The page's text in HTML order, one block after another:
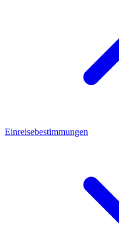
Einreisebestimmungen